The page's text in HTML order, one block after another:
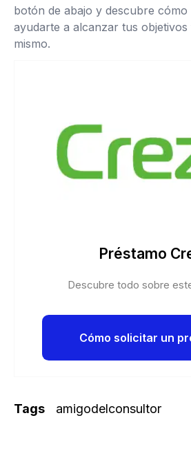
botón de abajo y descubre cómo
ayudarte a alcanzar tus
mismo.
Préstamo
Descubre todo sobre
Cómo solicitar un
Tags amigodelconsultor